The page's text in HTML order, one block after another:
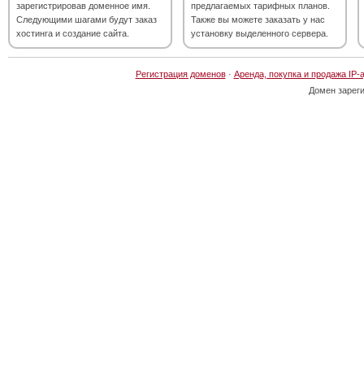
зарегистрировав доменное имя.
Следующими шагами будут заказ
хостинга и создание сайта.
предлагаемых тарифных планов.
Также вы можете заказать у нас
установку выделенного сервера.
Регистрация доменов· Аренда, покупка и продажа IP-
Домен